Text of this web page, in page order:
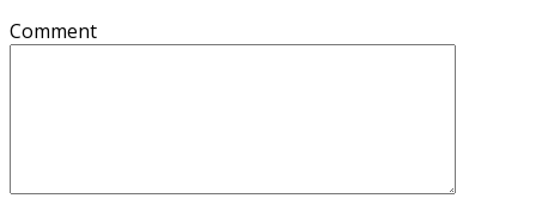
Comment